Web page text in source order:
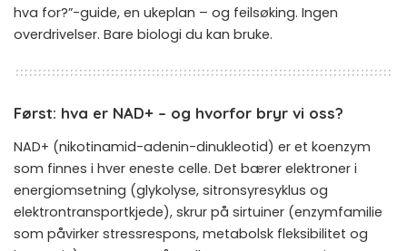
hva for?”-guide, en ukeplan – og feilsøking. Ingen
overdrivelser. Bare biologi du kan bruke.
Først: hva er NAD+ – og hvorfor bryr vi oss?
NAD+ (nikotinamid-adenin-dinukleotid) er et koenzym
som finnes i hver eneste celle. Det bærer elektroner i
energiomsetning (glykolyse, sitronsyresyklus og
elektrontransportkjede), skrur på sirtuiner (enzymfamilie
som påvirker stressrespons, metabolsk fleksibilitet og